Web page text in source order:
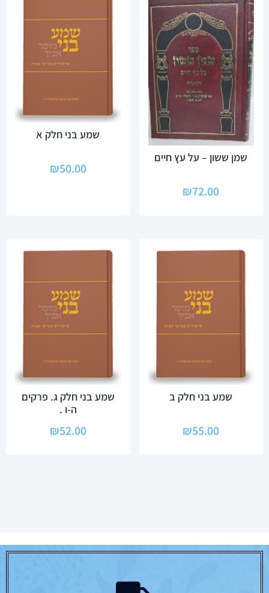
שמן ששון – על עץ חיים
₪72.00
שמע בני חלק א
₪50.00
שמע בני חלק ב
₪55.00
שמע בני חלק ג. פרקים
ה-ו .
₪52.00